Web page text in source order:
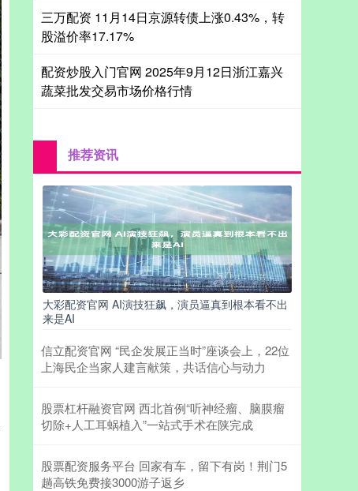
三万配资 11月14日京源转债上涨0.43%，转
股溢价率17.17%
配资炒股入门官网 2025年9月12日浙江嘉兴
蔬菜批发交易市场价格行情
推荐资讯
大彩配资官网 AI演技狂飙，演员逼真到根本看不出
来是AI
信立配资官网 “民企发展正当时”座谈会上，22位
上海民企当家人建言献策，共话信心与动力
股票杠杆融资官网 西北首例“听神经瘤、脑膜瘤
切除+人工耳蜗植入”一站式手术在陕完成
股票配资服务平台 回家有车，留下有岗！荆门5
趟高铁免费接3000游子返乡